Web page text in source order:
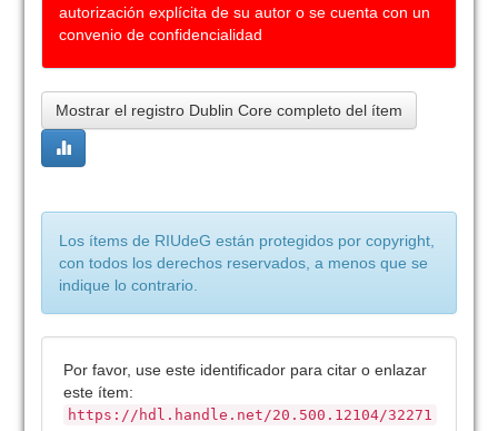
autorización explícita de su autor o se cuenta con un
convenio de confidencialidad
Mostrar el registro Dublin Core completo del ítem
Los ítems de RIUdeG están protegidos por copyright,
con todos los derechos reservados, a menos que se
indique lo contrario.
Por favor, use este identificador para citar o enlazar
este ítem:
https://hdl.handle.net/20.500.12104/32271